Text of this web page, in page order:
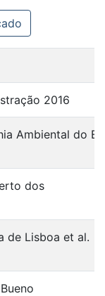
2016
Ambiental do
dos
de Lisboa et al.